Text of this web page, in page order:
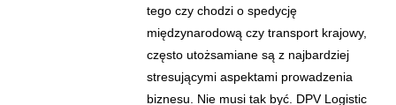
tego czy chodzi o spedycję
międzynarodową czy transport krajowy,
często utożsamiane są z najbardziej
stresującymi aspektami prowadzenia
biznesu. Nie musi tak być. DPV Logistic